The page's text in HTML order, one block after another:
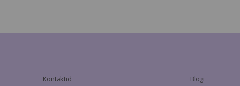
Kontaktid
Blogi